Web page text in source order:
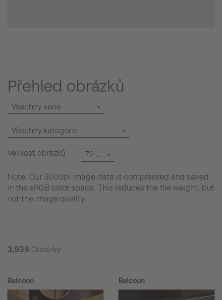
Přehled obrázků
Všechny série
Všechny kategorie
Velikost obrázků 72 dpi
Note: Our 300dpi image data is compressed and saved
in the sRGB color space. This reduces the file weight, but
not the image quality.
3,939 Obrázky
Balcoon Balcoon